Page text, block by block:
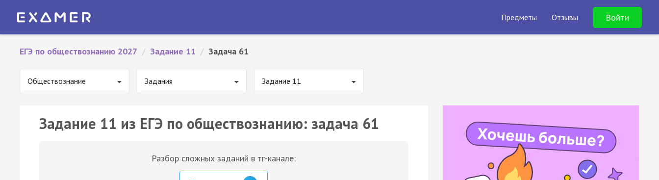
Предметы Отзывы Войти
ЕГЭ по обществознанию 2027 / Задание 11 / Задача 61
Обществознание Задания Задание 11
Задание 11 из ЕГЭ по обществознанию: задача 61
Разбор сложных заданий в тг-канале: